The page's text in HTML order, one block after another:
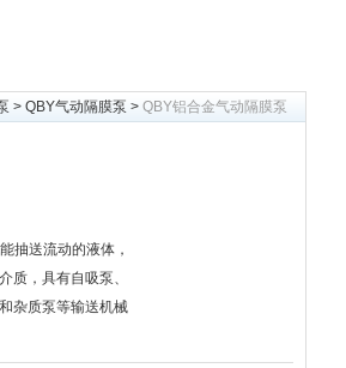
> QBY气动隔膜泵 > QBY铝合金气动隔膜泵
抽送流动的液体，
质，具有自吸泵、
杂质泵等输送机械